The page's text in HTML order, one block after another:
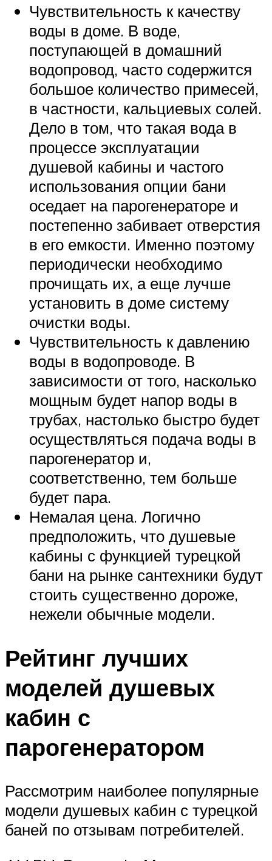
Чувствительность к качеству
воды в доме. В воде,
поступающей в домашний
водопровод, часто содержится
большое количество примесей,
в частности, кальциевых солей.
Дело в том, что такая вода в
процессе эксплуатации
душевой кабины и частого
использования опции бани
оседает на парогенераторе и
постепенно забивает отверстия
в его емкости. Именно поэтому
периодически необходимо
прочищать их, а еще лучше
установить в доме систему
очистки воды.
Чувствительность к давлению
воды в водопроводе. В
зависимости от того, насколько
мощным будет напор воды в
трубах, настолько быстро будет
осуществляться подача воды в
парогенератор и,
соответственно, тем больше
будет пара.
Немалая цена. Логично
предположить, что душевые
кабины с функцией турецкой
бани на рынке сантехники будут
стоить существенно дороже,
нежели обычные модели.
Рейтинг лучших
моделей душевых
кабин с
парогенератором
Рассмотрим наиболее популярные
модели душевых кабин с турецкой
баней по отзывам потребителей.